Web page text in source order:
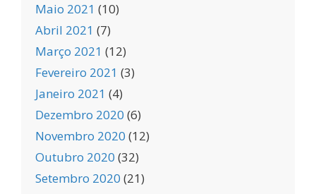
Maio 2021 (10)
Abril 2021 (7)
Março 2021 (12)
Fevereiro 2021 (3)
Janeiro 2021 (4)
Dezembro 2020 (6)
Novembro 2020 (12)
Outubro 2020 (32)
Setembro 2020 (21)